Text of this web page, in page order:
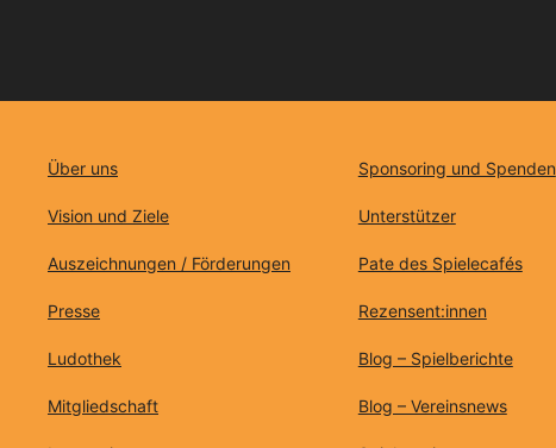
Über uns
Vision und Ziele
Auszeichnungen / Förderungen
Presse
Ludothek
Mitgliedschaft
Sponsoring und Spenden
Unterstützer
Pate des Spielecafés
Rezensent:innen
Blog – Spielberichte
Blog – Vereinsnews